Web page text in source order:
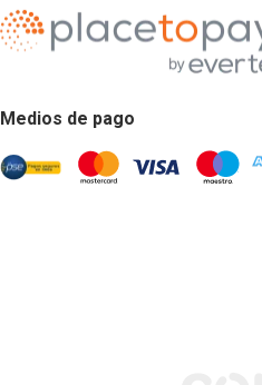
Medios de pago